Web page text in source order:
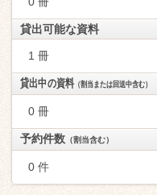
貸出可能な資料
1 冊
貸出中の資料（割当または回送中含む）
0 冊
予約件数 （割当含む）
0 件